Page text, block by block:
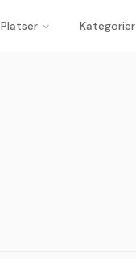
Platser Kategorier